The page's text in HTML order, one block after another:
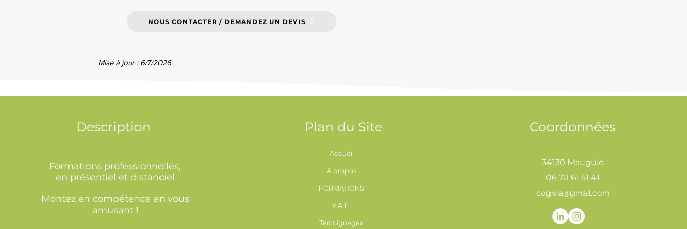
NOUS CONTACTER / DEMANDEZ UN DEVIS
Mise à jour : 6/7/2026
Description
Formations professionnelles,
en présentiel et distanciel
Montez en compétence en vous
amusant !
Plan du Site
Accueil
A propos
FORMATIONS
V.A.E.
Témoignages
Coordonnées
34130 Mauguio
06 70 61 51 41
cogivia@gmail.com